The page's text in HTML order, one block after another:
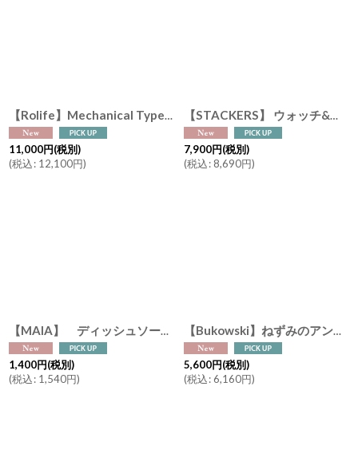
【Rolife】Mechanical Typewriter (Magic version) メカニカルギア タイプライター レトロ 英語版説明書 ウッドパズル DIY
11,000円(税別)
(税込: 12,100円)
【STACKERS】 ウォッチ&ジュエリーボックス（スクエア） Watch & Jewellery box ブラックフルーテッド Black Fluted スタッカーズ ロンドン
7,900円(税別)
(税込: 8,690円)
【MAIA】 ディッシュソープ 濃縮タイプ 500ml ベルガモット＆ローズマリーの香り｜97.8％天然由来成分 食器用洗剤 ホワイトビネガー配合 マイア フランス製
1,400円(税別)
(税込: 1,540円)
【Bukowski】ねずみのアントニア バレリーナ 30cm ホワイト グレー チュチュ スウェーデンのぬいぐるみ ブコウスキー ソフトトイ 誕生日
5,600円(税別)
(税込:6,160円)